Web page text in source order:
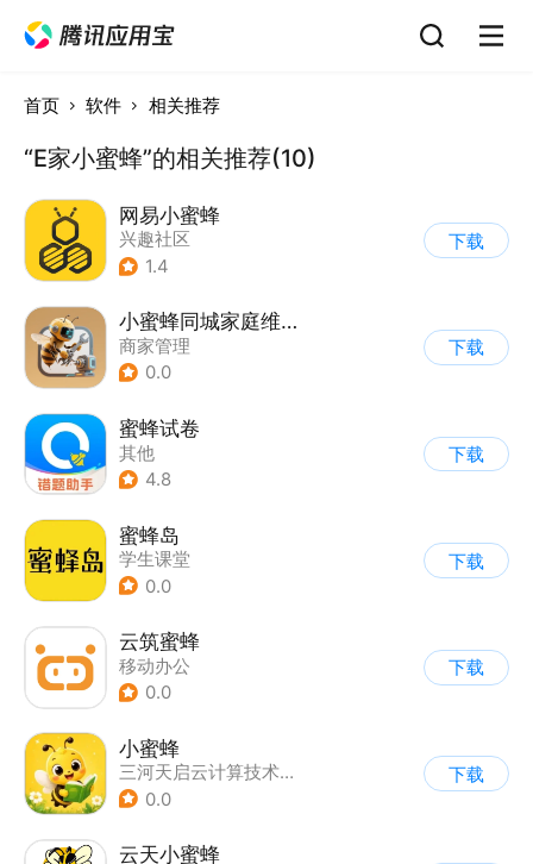
首页 软件 相关推荐
“E家小蜜蜂”的相关推荐(10)
网易小蜜蜂
兴趣社区
1.4
下载
小蜜蜂同城家庭维修平台
商家管理
0.0
下载
蜜蜂试卷
其他
4.8
下载
蜜蜂岛
学生课堂
0.0
下载
云筑蜜蜂
移动办公
0.0
下载
小蜜蜂
三河天启云计算技术有限公司
0.0
下载
云天小蜜蜂